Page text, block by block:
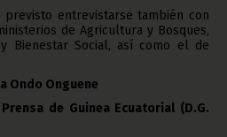
previsto entrevistarse también con
de Agricultura y Bosques,
Bienestar Social, así como el de
Ondo Onguene
de Guinea Ecuatorial (D.G.